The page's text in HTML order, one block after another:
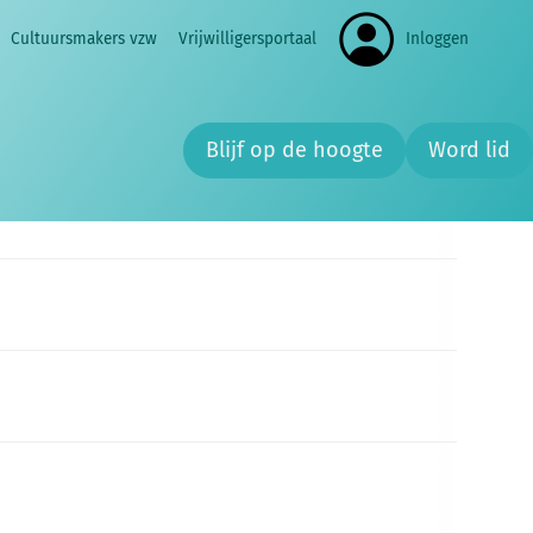
Blijf op de hoogte Word lid
Cultuursmakers vzw Vrijwilligersportaal Inloggen